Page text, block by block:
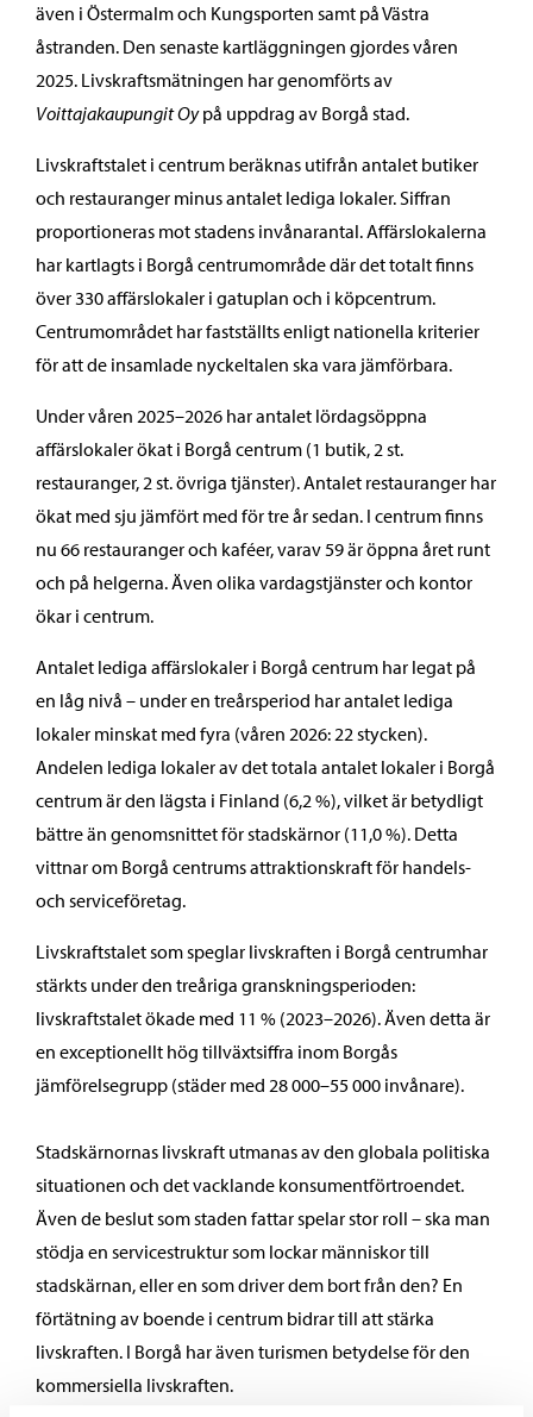
även i Östermalm och Kungsporten samt på Västra
åstranden. Den senaste kartläggningen gjordes våren
2025. Livskraftsmätningen har genomförts av
Voittajakaupungit Oypå uppdrag av Borgå stad.
Livskraftstalet i centrum beräknas utifrån antalet butiker
och restauranger minus antalet lediga lokaler. Siffran
proportioneras mot stadens invånarantal. Affärslokalerna
har kartlagts i Borgå centrumområde där det totalt finns
över 330 affärslokaler i gatuplan och i köpcentrum.
Centrumområdet har fastställts enligt nationella kriterier
för att de insamlade nyckeltalen ska vara jämförbara.
Under våren 2025–2026 har antalet lördagsöppna
affärslokaler ökat i Borgå centrum (1 butik, 2 st.
restauranger, 2 st. övriga tjänster). Antalet restauranger har
ökat med sju jämfört med för tre år sedan. I centrum finns
nu 66 restauranger och kaféer, varav 59 är öppna året runt
och på helgerna. Även olika vardagstjänster och kontor
ökar i centrum.
Antalet lediga affärslokaler i Borgå centrum har legat på
en låg nivå – under en treårsperiod har antalet lediga
lokaler minskat med fyra (våren 2026: 22 stycken).
Andelen lediga lokaler av det totala antalet lokaler i Borgå
centrum är den lägsta i Finland (6,2 %), vilket är betydligt
bättre än genomsnittet för stadskärnor (11,0 %). Detta
vittnar om Borgå centrums attraktionskraft för handels-
och serviceföretag.
Livskraftstalet som speglar livskraften i Borgå centrumhar
stärkts under den treåriga granskningsperioden:
livskraftstalet ökade med 11 % (2023–2026). Även detta är
en exceptionellt hög tillväxtsiffra inom Borgås
jämförelsegrupp (städer med 28 000–55 000 invånare).
Stadskärnornas livskraft utmanas av den globala politiska
situationen och det vacklande konsumentförtroendet.
Även de beslut som staden fattar spelar stor roll – ska man
stödja en servicestruktur som lockar människor till
stadskärnan, eller en som driver dem bort från den? En
förtätning av boende i centrum bidrar till att stärka
livskraften. I Borgå har även turismen betydelse för den
kommersiella livskraften.